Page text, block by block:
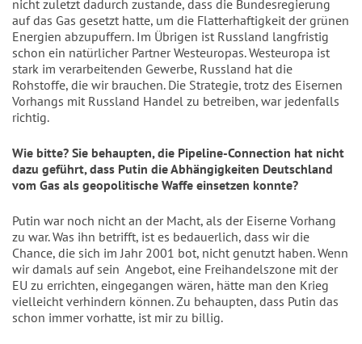
nicht zuletzt dadurch zustande, dass die Bundesregierung
auf das Gas gesetzt hatte, um die Flatterhaftigkeit der grünen
Energien abzupuffern. Im Übrigen ist Russland langfristig
schon ein natürlicher Partner Westeuropas. Westeuropa ist
stark im verarbeitenden Gewerbe, Russland hat die
Rohstoffe, die wir brauchen. Die Strategie, trotz des Eisernen
Vorhangs mit Russland Handel zu betreiben, war jedenfalls
richtig.
Wie bitte? Sie behaupten, die Pipeline-Connection hat nicht
dazu geführt, dass Putin die Abhängigkeiten Deutschland
vom Gas als geopolitische Waffe einsetzen konnte?
Putin war noch nicht an der Macht, als der Eiserne Vorhang
zu war. Was ihn betrifft, ist es bedauerlich, dass wir die
Chance, die sich im Jahr 2001 bot, nicht genutzt haben. Wenn
wir damals auf sein Angebot, eine Freihandelszone mit der
EU zu errichten, eingegangen wären, hätte man den Krieg
vielleicht verhindern können. Zu behaupten, dass Putin das
schon immer vorhatte, ist mir zu billig.